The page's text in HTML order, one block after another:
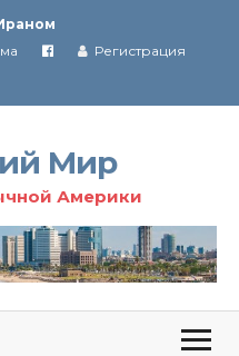
в Иране Регистрация
Мир
Америки